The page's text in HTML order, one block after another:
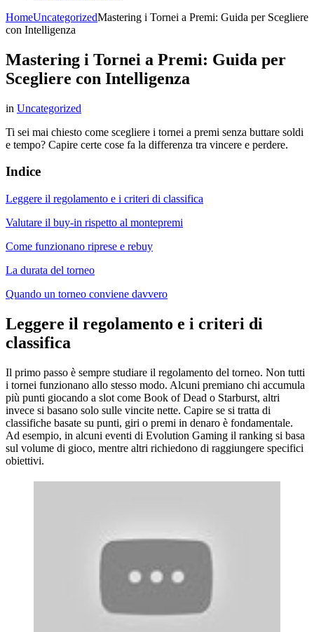
HomeUncategorizedMastering i Tornei a Premi: Guida per Scegliere
con Intelligenza
Mastering i Tornei a Premi: Guida per
Scegliere con Intelligenza
in Uncategorized
Ti sei mai chiesto come scegliere i tornei a premi senza buttare soldi
e tempo? Capire certe cose fa la differenza tra vincere e perdere.
Indice
Leggere il regolamento e i criteri di classifica
Valutare il buy-in rispetto al montepremi
Come funzionano riprese e rebuy
La durata del torneo
Quando un torneo conviene davvero
Leggere il regolamento e i criteri di
classifica
Il primo passo è sempre studiare il regolamento del torneo. Non tutti
i tornei funzionano allo stesso modo. Alcuni premiano chi accumula
più punti giocando a slot come Book of Dead o Starburst, altri
invece si basano solo sulle vincite nette. Capire se si tratta di
classifiche basate su punti, giri o premi in denaro è fondamentale.
Ad esempio, in alcuni eventi di Evolution Gaming il ranking si basa
sul volume di gioco, mentre altri richiedono di raggiungere specifici
obiettivi.